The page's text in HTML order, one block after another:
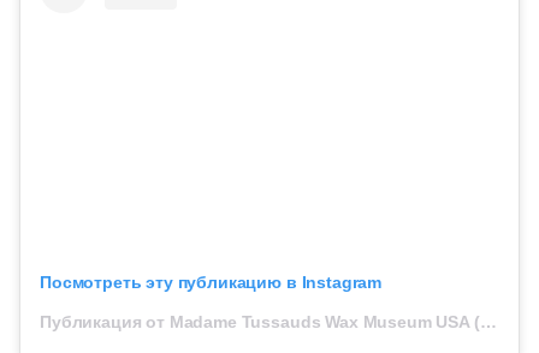
Посмотреть эту публикацию в Instagram
Публикация от Madame Tussauds Wax Museum USA (@madametussaudsusa)